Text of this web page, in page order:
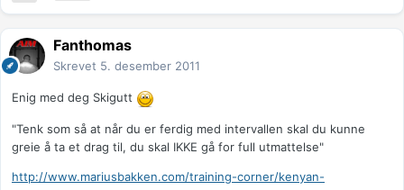
Fanthomas
Skrevet 5. desember 2011
Enig med deg Skigutt
"Tenk som så at når du er ferdig med intervallen skal du kunne
greie å ta et drag til, du skal IKKE gå for full utmattelse"
http://www.mariusbakken.com/training-corner/kenyan-